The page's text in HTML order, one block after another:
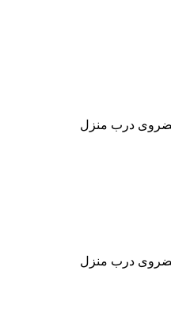
حضروی درب منزل
حضروی درب منزل